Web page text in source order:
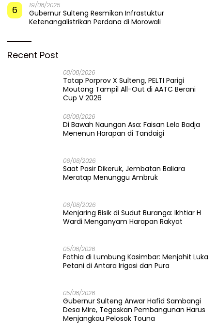
6 19/08/2025
Gubernur Sulteng Resmikan Infrastuktur
Ketenangalistrikan Perdana di Morowali
Recent Post
08/08/2026
Tatap Porprov X Sulteng, PELTI Parigi
Moutong Tampil All-Out di AATC Berani
Cup V 2026
08/08/2026
Di Bawah Naungan Asa: Faisan Lelo Badja
Menenun Harapan di Tandaigi
06/08/2026
Saat Pasir Dikeruk, Jembatan Baliara
Meratap Menunggu Ambruk
06/08/2026
Menjaring Bisik di Sudut Buranga: Ikhtiar H
Wardi Menganyam Harapan Rakyat
05/08/2026
Fathia di Lumbung Kasimbar: Menjahit Luka
Petani di Antara Irigasi dan Pura
05/08/2026
Gubernur Sulteng Anwar Hafid Sambangi
Desa Mire, Tegaskan Pembangunan Harus
Menjangkau Pelosok Touna